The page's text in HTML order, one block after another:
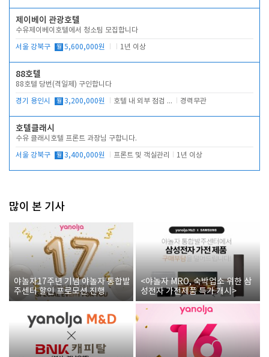
제이베이 관광호텔
수유제이베이호텔에서 청소팀 모집합니다
서울 강북구 월 5,600,000원 1년 이상
88호텔
88호텔 당번(격일제) 구인합니다
경기 용인시 월 3,200,000원 호텔 내 외부 점검 및 프런트 운영 경력무관
호텔클래시
수유 클래시호텔 프론트 과장님 구합니다.
서울 강북구 월 3,400,000원 프론트 및 객실관리 1년 이상
많이 본 기사
야놀자17주년 기념 야놀자 통합발
주센터 할인 프로모션 진행
<야놀자 MRO, 숙박업소 위한 삼
성전자 가전제품 특가 개시>